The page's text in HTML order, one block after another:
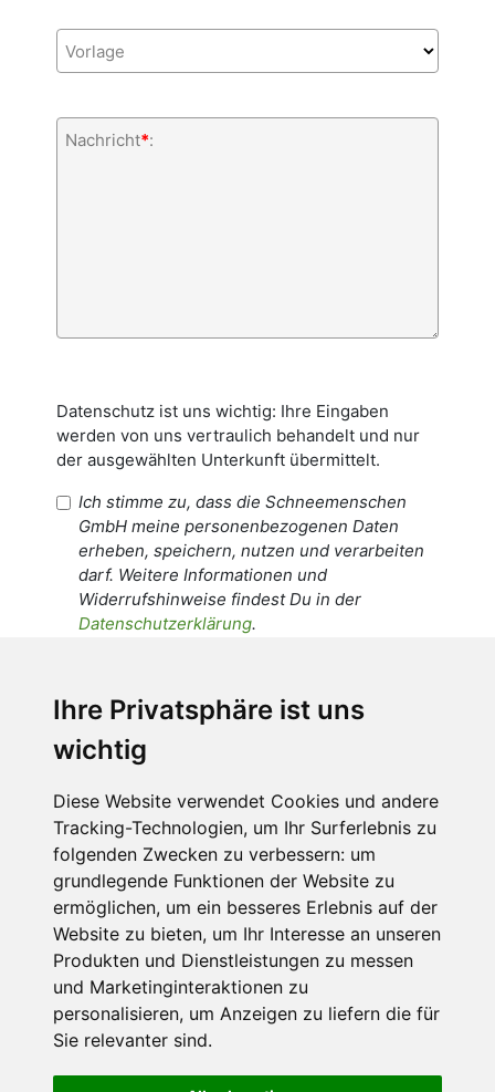
Ihre Privatsphäre ist uns
wichtig
Diese Website verwendet Cookies und andere
Tracking-Technologien, um Ihr Surferlebnis zu
folgenden Zwecken zu verbessern: um
grundlegende Funktionen der Website zu
ermöglichen, um ein besseres Erlebnis auf der
Website zu bieten, um Ihr Interesse an unseren
Produkten und Dienstleistungen zu messen
und Marketinginteraktionen zu
personalisieren, um Anzeigen zu liefern die für
Sie relevanter sind.
Vorlage
Nachricht*:
Datenschutz ist uns wichtig: Ihre Eingaben
werden von uns vertraulich behandelt und nur
der ausgewählten Unterkunft übermittelt.
Ich stimme zu, dass die Schneemenschen
GmbH meine personenbezogenen Daten
erheben, speichern, nutzen und verarbeiten
darf. Weitere Informationen und
Widerrufshinweise findest Du in der
Datenschutzerklärung.
personenbezogenen Daten an den
Empfänger dieser Nachricht weitergeleitet
werden dürfen. Weitere Informationen und
Datenschutzerklärung.
Anfrage abschicken
Diese Seite ist durch reCAPTCHA geschützt und es
gelten die GoogleDatenschutzerklärung und
Nutzungsbedingungen.